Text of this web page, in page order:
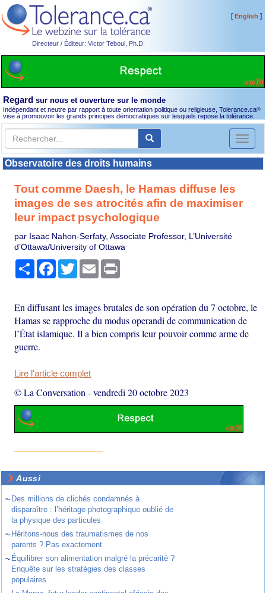
Directeur / Éditeur: Victor Teboul, Ph.D.
[English ]
Regard sur nous et ouverture sur le monde
Indépendant et neutre par rapport à toute orientation politique ou religieuse, Tolerance.ca®
vise à promouvoir les grands principes démocratiques sur lesquels repose la tolérance.
Toggle
Observatoire des droits humains
Tout comme Daesh, le Hamas diffuse les
images de ses atrocités afin de maximiser
leur impact psychologique
par Isaac Nahon-Serfaty, Associate Professor, L’Université
d’Ottawa/University of Ottawa
PartagerFacebook
TwitterEmail
En diffusant les images brutales de son opération du 7 octobre, le
Hamas se rapproche du modus operandi de communication de
l’État islamique. Il a bien compris leur pouvoir comme arme de
guerre.
Lire l'article complet
© La Conversation -vendredi 20 octobre 2023
Aussi
~ Des millions de clichés condamnés à
disparaître : l’héritage photographique oublié de
la physique des particules
~ Héritons-nous des traumatismes de nos
parents ? Pas exactement
~ Équilibrer son alimentation malgré la précarité ?
Enquête sur les stratégies des classes
populaires